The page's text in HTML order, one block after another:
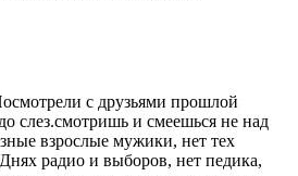
с друзьями прошлой
слез.смотришь и смеешься не над
взрослые мужики, нет тех
радио и выборов, нет педика,